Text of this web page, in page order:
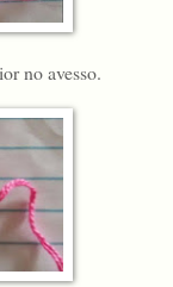
no avesso.